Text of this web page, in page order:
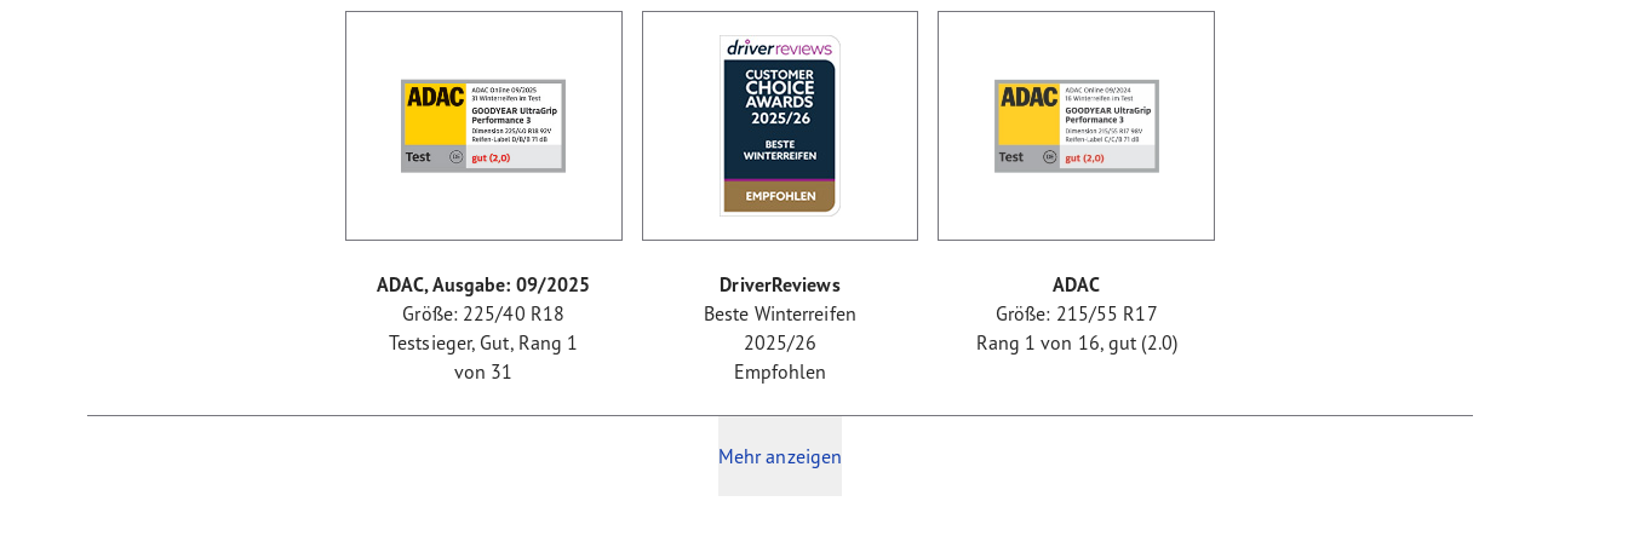
ADAC, Ausgabe: 09/2025
Größe: 225/40 R18
Testsieger, Gut, Rang 1
von 31
DriverReviews
Beste Winterreifen
2025/26
Empfohlen
ADAC
Größe: 215/55 R17
Rang 1 von 16, gut (2.0)
Mehr anzeigen